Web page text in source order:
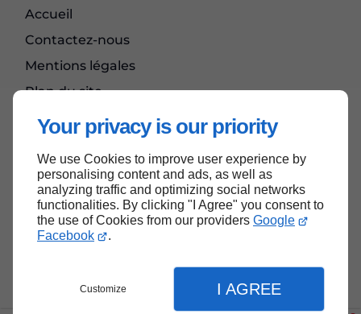
Your privacy is our priority
We use Cookies to improve user experience by
personalising content and ads, as well as
analyzing traffic and optimizing social networks
functionalities. By clicking "I Agree" you consent to
the use of Cookies from our providers Google
Facebook
.
Customize I AGREE
Accueil
Contactez-nous
Mentions légales
Plan du site
Haut de page